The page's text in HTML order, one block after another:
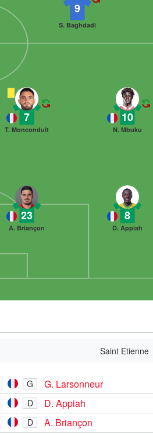
9
S. Baghdadi
23
A. Briançon
8
D. Appiah
7
T. Monconduit
10
N. Mbuku
Saint Etienne
G G. Larsonneur
D
D. Appiah
D
A. Briançon